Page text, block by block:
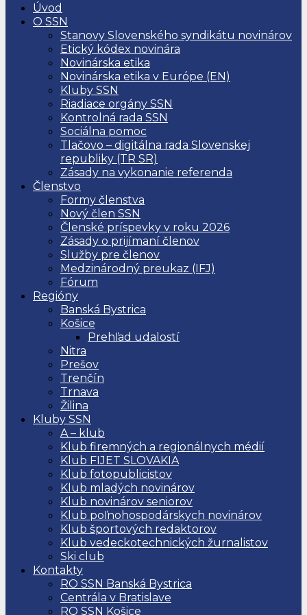
Úvod
O SSN
Stanovy Slovenského syndikátu novinárov
Etický kódex novinára
Novinárska etika
Novinárska etika v Európe (EN)
Kluby SSN
Riadiace orgány SSN
Kontrolná rada SSN
Sociálna pomoc
Tlačovo – digitálna rada Slovenskej
republiky (TR SR)
Zásady na vykonanie referenda
Členstvo
Formy členstva
Nový člen SSN
Členské príspevky v roku 2026
Zásady o prijímaní členov
Služby pre členov
Medzinárodný preukaz (IFJ)
Fórum
Regióny
Banská Bystrica
Košice
Prehľad udalostí
Nitra
Prešov
Trenčín
Trnava
Žilina
Kluby SSN
A – klub
Klub firemných a regionálnych médií
Klub FIJET SLOVAKIA
Klub fotopublicistov
Klub mladých novinárov
Klub novinárov seniorov
Klub poľnohospodárskych novinárov
Klub športových redaktorov
Klub vedeckotechnických žurnalistov
Ski club
Kontakty
RO SSN Banská Bystrica
Centrála v Bratislave
RO SSN Košice